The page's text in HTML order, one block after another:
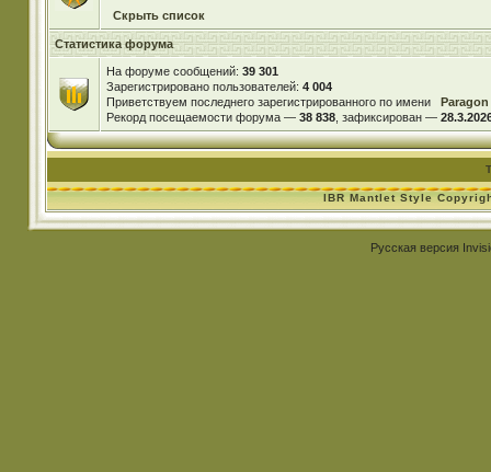
Скрыть список
Статистика форума
На форуме сообщений: 39 301
Зарегистрировано пользователей: 4 004
Приветствуем последнего зарегистрированного по имени
Paragon
Рекорд посещаемости форума — 38 838, зафиксирован —
IBR Mantlet Style
Русская версия